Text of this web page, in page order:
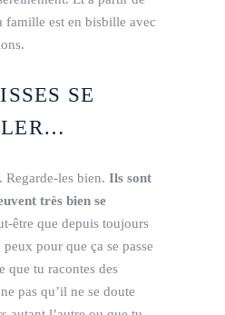
famille est en bisbille avec
SE
Regarde-les bien. Ils sont
très bien se
être que depuis toujours
pour que ça se passe
que tu racontes des
pas qu’il ne se doute